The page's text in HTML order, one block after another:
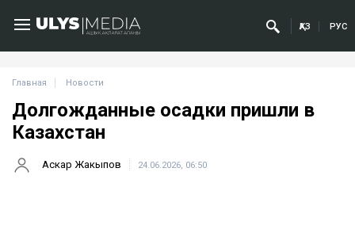
ҚАЗ РУС
Главная Новости
Долгожданные осадки пришли в
Казахстан
Аскар Жакыпов 24.06.2026, 06:50